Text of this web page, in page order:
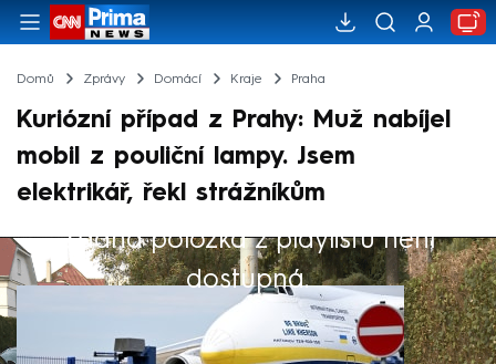
Domů Zprávy Domácí Kraje Praha
Kuriózní případ z Prahy: Muž nabíjel
mobil z pouliční lampy. Jsem
elektrikář, řekl strážníkům
Žádná položka z playlistu není
dostupná.
Výběr redakce